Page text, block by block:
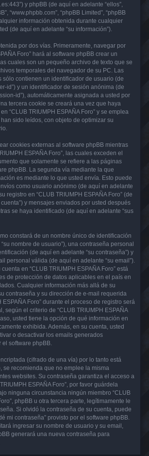
y phpBB (de aquí en adelante “ellos”,
“www.phpbb.com”, “phpBB Limited”, “phpBB
información obtenida durante cualquier
(de aquí en adelante “su información”).
por dos vías. Primeramente, navegar por
Foro” hará al software phpBB crear un
cuales son un pequeño archivo de texto que se
temporales del navegador de su PC. Las
sólo contienen un identificador de usuario (de
id”) y un identificador de sesión anónima (de
id”), automáticamente asignada a usted por
tercera cookie se creará una vez que haya
“CLUB TRIUMPH ESPAÑA Foro” y se emplea
sido leídos, con objeto de optimizar su
cookies externas al software phpBB mientras
ESPAÑA Foro”, las cuales exceden el
que solamente se refiere a las páginas
phpBB. La segunda vía mediante la que
es mediante lo que usted envía. Esto puede
como usuario anónimo (de aquí en adelante
registro en “CLUB TRIUMPH ESPAÑA Foro” (de
y mensajes enviados por usted después
se haya identificado (de aquí en adelante “sus
constará de un nombre único de identificación
nombre de usuario”), una contraseña personal
(de aquí en adelante “su contraseña”) y
personal válida (de aquí en adelante “su email”).
en “CLUB TRIUMPH ESPAÑA Foro” está
de protección de datos aplicables en el país en
Cualquier información más allá de su
contraseña y su dirección de e-mail requerida
ESPAÑA Foro” durante el proceso de registro será
según el criterio de “CLUB TRIUMPH ESPAÑA
usted tiene la opción de qué información en
exhibida. Además, en su cuenta, usted
o desactivar los emails generados
software phpBB.
(cifrado de una vía) por lo tanto está
se recomienda que no emplee la misma
websites. Su contraseña garantiza el acceso a
ESPAÑA Foro”, por favor guárdela
ninguna circunstancia ningún miembro “CLUB
phpBB u otra tercera parte, legítimamente le
Si olvidó la contraseña de su cuenta, puede
mi contraseña” provisto por el software phpBB.
ingresar su nombre de usuario y su email,
generará una nueva contraseña para